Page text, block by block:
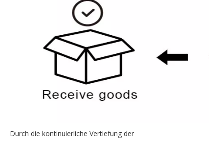
Durch die kontinuierliche Vertiefung der